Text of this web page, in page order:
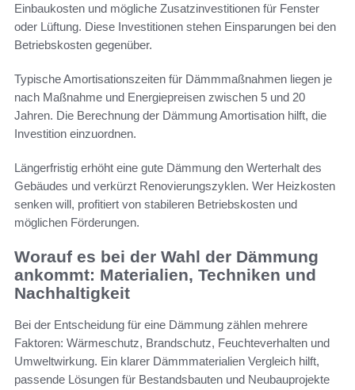
Einbaukosten und mögliche Zusatzinvestitionen für Fenster
oder Lüftung. Diese Investitionen stehen Einsparungen bei den
Betriebskosten gegenüber.
Typische Amortisationszeiten für Dämmmaßnahmen liegen je
nach Maßnahme und Energiepreisen zwischen 5 und 20
Jahren. Die Berechnung der Dämmung Amortisation hilft, die
Investition einzuordnen.
Längerfristig erhöht eine gute Dämmung den Werterhalt des
Gebäudes und verkürzt Renovierungszyklen. Wer Heizkosten
senken will, profitiert von stabileren Betriebskosten und
möglichen Förderungen.
Worauf es bei der Wahl der Dämmung
ankommt: Materialien, Techniken und
Nachhaltigkeit
Bei der Entscheidung für eine Dämmung zählen mehrere
Faktoren: Wärmeschutz, Brandschutz, Feuchteverhalten und
Umweltwirkung. Ein klarer Dämmmaterialien Vergleich hilft,
passende Lösungen für Bestandsbauten und Neubauprojekte